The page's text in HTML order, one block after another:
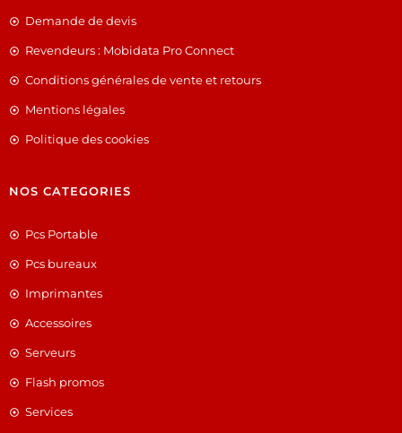
Demande de devis
Revendeurs : Mobidata Pro Connect
Conditions générales de vente et retours
Mentions légales
Politique des cookies
NOS CATEGORIES
Pcs Portable
Pcs bureaux
Imprimantes
Accessoires
Serveurs
Flash promos
Services